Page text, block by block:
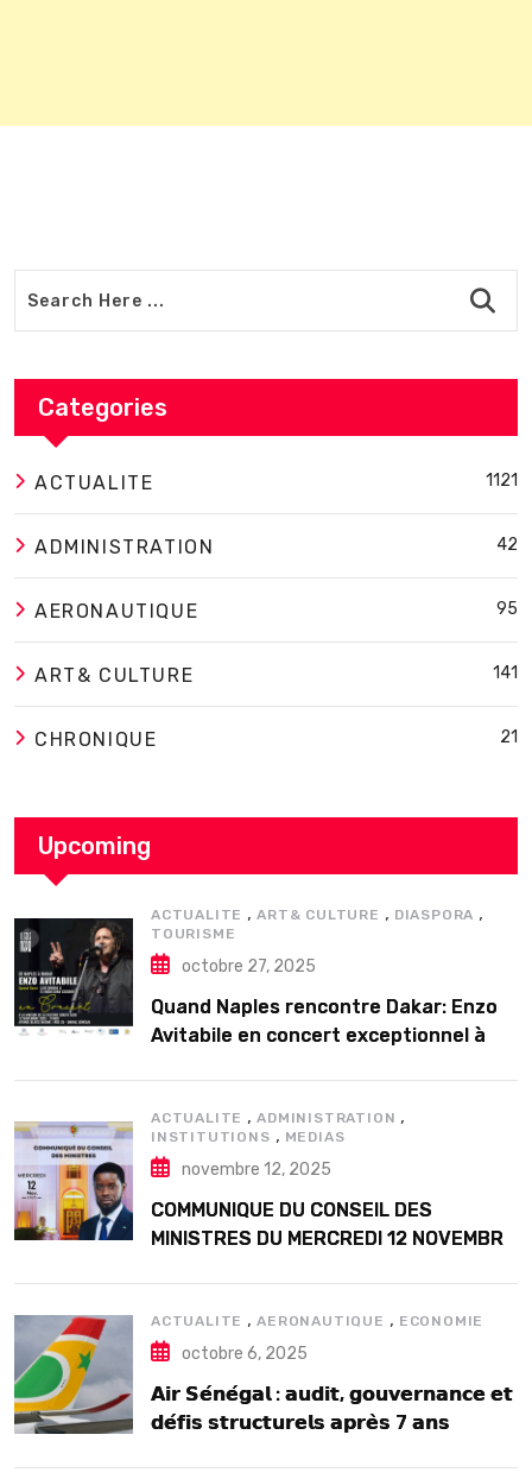
Categories
ACTUALITE 1121
ADMINISTRATION 42
AERONAUTIQUE 95
ART& CULTURE 141
CHRONIQUE 21
Upcoming
ACTUALITE ,ART& CULTURE , DIASPORA ,
TOURISME
octobre 27, 2025
Quand Naples rencontre Dakar: Enzo
Avitabile en concert exceptionnel à
ACTUALITE ,ADMINISTRATION ,
INSTITUTIONS , MEDIAS
novembre 12, 2025
COMMUNIQUE DU CONSEIL DES
MINISTRES DU MERCREDI 12 NOVEMBRE
ACTUALITE ,AERONAUTIQUE , ECONOMIE
octobre 6, 2025
𝗔𝗶𝗿 𝗦𝗲́𝗻𝗲́𝗴𝗮𝗹 : 𝗮𝘂𝗱𝗶𝘁, 𝗴𝗼𝘂𝘃𝗲𝗿𝗻𝗮𝗻𝗰𝗲 𝗲𝘁
𝗱𝗲́𝗳𝗶𝘀 𝘀𝘁𝗿𝘂𝗰𝘁𝘂𝗿𝗲𝗹𝘀 𝗮𝗽𝗿𝗲̀𝘀 7 𝗮𝗻𝘀